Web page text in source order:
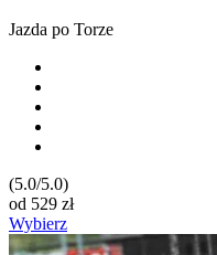
Jazda po Torze
(5.0/5.0)
od 529 zł
Wybierz